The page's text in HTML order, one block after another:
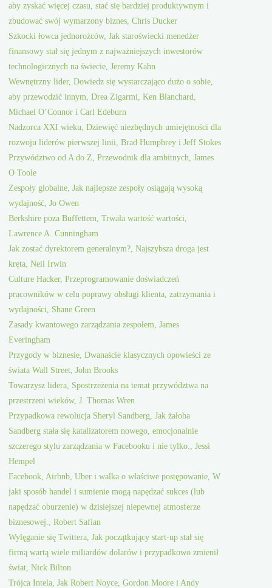
aby zyskać więcej czasu, stać się bardziej produktywnym i
zbudować swój wymarzony biznes, Chris Ducker
Szkocki łowca jednorożców, Jak staroświecki menedżer
finansowy stał się jednym z najważniejszych inwestorów
technologicznych na świecie, Jeremy Kahn
Wewnętrzny lider, Dowiedz się wystarczająco dużo o sobie,
aby przewodzić innym, Drea Zigarmi, Ken Blanchard,
Michael O’Connor i Carl Edeburn
Nadzorca XXI wieku, Dziewięć niezbędnych umiejętności dla
rozwoju liderów pierwszej linii, Brad Humphrey i Jeff Stokes
Przywództwo od A do Z, Przewodnik dla ambitnych, James
O Toole
Zespoły globalne, Jak najlepsze zespoły osiągają wysoką
wydajność, Jo Owen
Berkshire poza Buffettem, Trwała wartość wartości,
Lawrence A. Cunningham
Jak zostać dyrektorem generalnym?, Najszybsza droga jest
kręta, Neil Irwin
Culture Hacker, Przeprogramowanie doświadczeń
pracowników w celu poprawy obsługi klienta, zatrzymania i
wydajności, Shane Green
Zasady kwantowego zarządzania zespołem, James
Everingham
Przygody w biznesie, Dwanaście klasycznych opowieści ze
świata Wall Street, John Brooks
Towarzysz lidera, Spostrzeżenia na temat przywództwa na
przestrzeni wieków, J. Thomas Wren
Przypadkowa rewolucja Sheryl Sandberg, Jak żałoba
Sandberg stała się katalizatorem nowego, emocjonalnie
szczerego stylu zarządzania w Facebooku i nie tylko., Jessi
Hempel
Facebook, Airbnb, Uber i walka o właściwe postępowanie, W
jaki sposób handel i sumienie mogą napędzać sukces (lub
napędzać oburzenie) w dzisiejszej niepewnej atmosferze
biznesowej., Robert Safian
Wylęganie się Twittera, Jak początkujący start-up stał się
firmą wartą wiele miliardów dolarów i przypadkowo zmienił
świat, Nick Bilton
Trójca Intela, Jak Robert Noyce, Gordon Moore i Andy